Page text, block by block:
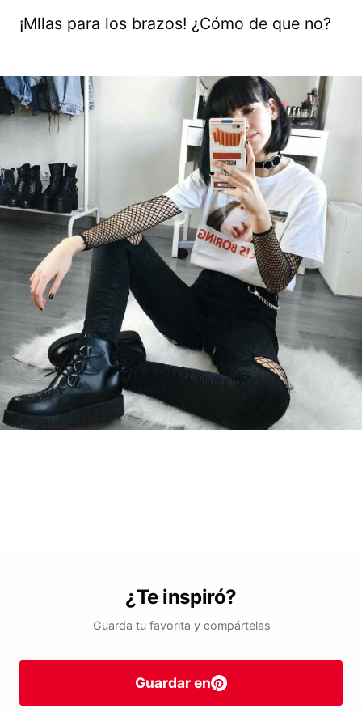
¡Mllas para los brazos! ¿Cómo de que no?
¿Te inspiró?
Guarda tu favorita y compártelas
Guardar en